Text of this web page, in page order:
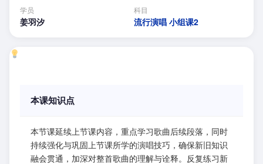
学员
姜羽汐
科目
流行演唱 小组课2
本课知识点
本节课延续上节课内容，重点学习歌曲后续段落，同时
持续强化与巩固上节课所学的演唱技巧，确保新旧知识
融会贯通，加深对整首歌曲的理解与诠释。反复练习新